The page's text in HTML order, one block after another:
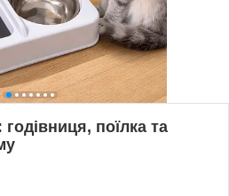
поїлка та